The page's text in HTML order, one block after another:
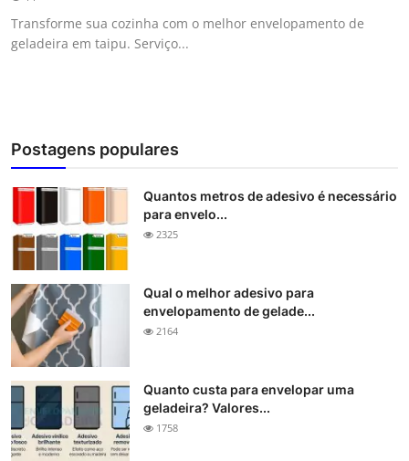
Transforme sua cozinha com o melhor envelopamento de
geladeira em taipu. Serviço...
Postagens populares
Quantos metros de adesivo é necessário
para envelo...
2325
Qual o melhor adesivo para
envelopamento de gelade...
2164
Quanto custa para envelopar uma
geladeira? Valores...
1758